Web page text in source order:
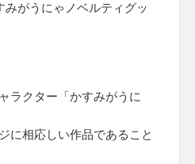
がうにゃノベルティグッ
ラクター「かすみがうに
に相応しい作品であること